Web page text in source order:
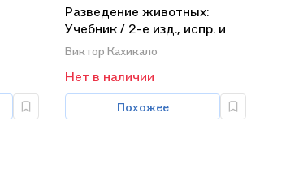
Разведение животных:
Учебник / 2-е изд., испр. и
доп.
Виктор Кахикало
Нет в наличии
Похожее